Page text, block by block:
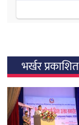
भर्खर प्रकाशित